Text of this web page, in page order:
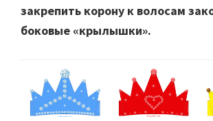
закрепить корону к волосам
боковые «крылышки».